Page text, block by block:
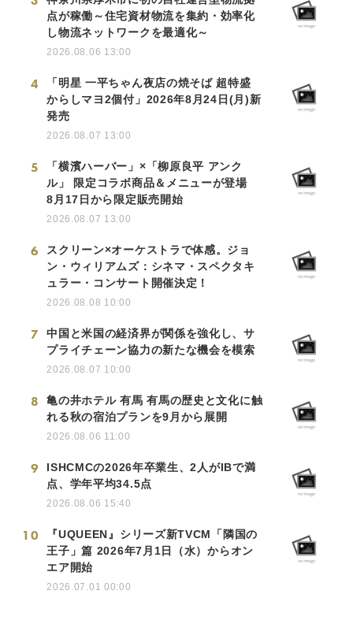
点が稼働～住宅資材物流を集約・効率化
し物流ネットワークを最適化～
2026.08.06 13:00
4
「明星 一平ちゃん夜店の焼そば 超特盛
からしマヨ2個付」2026年8月24日(月)新
発売
2026.08.07 13:00
5
「横濱ハーバー」×「柳原良平 アンク
ル」 限定コラボ商品＆メニューが登場
8月17日から限定販売開始
2026.08.07 13:00
6
スクリーン×オーケストラで体感。ジョ
ン・ウィリアムズ：シネマ・スペクタキ
ュラー・コンサート開催決定！
2026.08.08 10:00
7
中国と米国の経済界が関係を強化し、サ
プライチェーン協力の新たな機会を模索
2026.08.07 10:00
8
亀の井ホテル 有馬 有馬の歴史と文化に触
れる秋の宿泊プランを9月から展開
2026.08.06 11:00
9
ISHCMCの2026年卒業生、2人がIBで満
点、学年平均34.5点
2026.08.06 15:40
10
『UQUEEN』シリーズ新TVCM「隣国の
王子」篇 2026年7月1日（水）からオン
エア開始
2026.07.01 00:00